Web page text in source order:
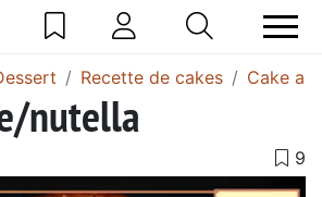
Recette de cakes Cake
nutella